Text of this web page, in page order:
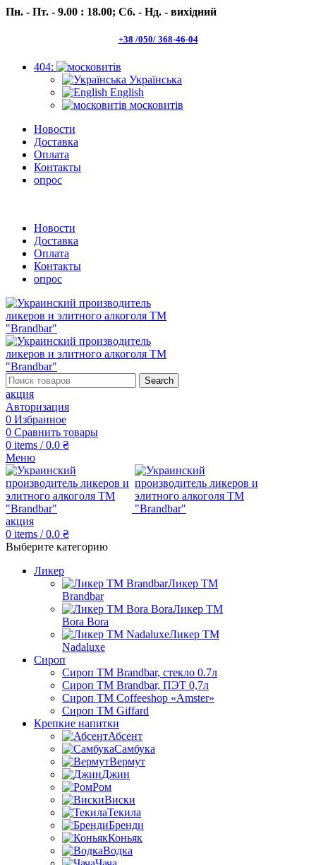
Пн. - Пт. - 9.00 : 18.00; Сб. - Нд. - вихідний
+38 /050/ 368-46-04
404:
Українська
English
московитів
Новости
Доставка
Оплата
Контакты
опрос
Новости
Доставка
Оплата
Контакты
опрос
Search
акция
Авторизация
0 Избранное
0 Сравнить товары
0 items / 0.0 ₴
Меню
акция
0 items / 0.0 ₴
Выберите категорию
Ликер
Ликер ТМ
Brandbar
Ликер ТМ
Bora Bora
Ликер ТМ
Nadaluxe
Сироп
Сироп TM Brandbar, стекло 0.7л
Сироп TM Brandbar, ПЭТ 0,7л
Сироп TM Coffeeshop «Amster»
Сироп TM Giffard
Крепкие напитки
Абсент
Самбука
Вермут
Джин
Ром
Виски
Текила
Бренди
Коньяк
Водка